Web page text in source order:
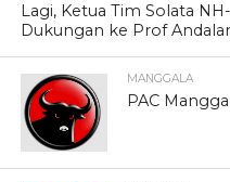
Lagi, Ketua Tim Solata
Dukungan ke Prof
MANGGALA
PAC